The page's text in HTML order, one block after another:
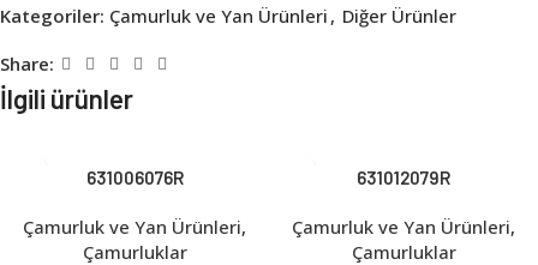
Kategoriler: Çamurluk ve Yan Ürünleri , Diğer Ürünler
Share:
İlgili ürünler
631006076R
Çamurluk ve Yan Ürünleri,
Çamurluklar
631012079R
Çamurluk ve Yan Ürünleri,
Çamurluklar